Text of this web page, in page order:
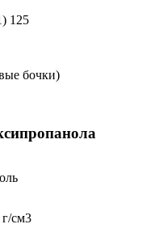
125
бочки)
см3